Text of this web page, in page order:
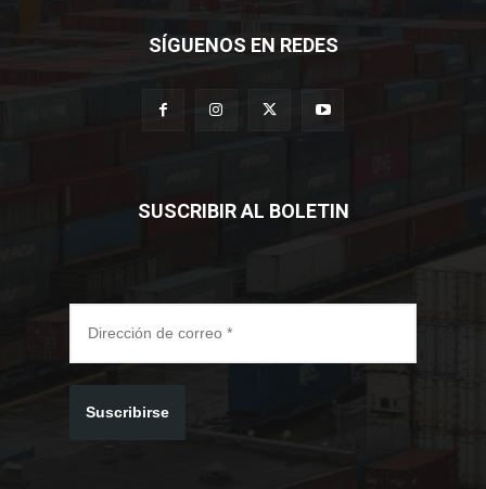
SÍGUENOS EN REDES
SUSCRIBIR AL BOLETIN
Suscribirse